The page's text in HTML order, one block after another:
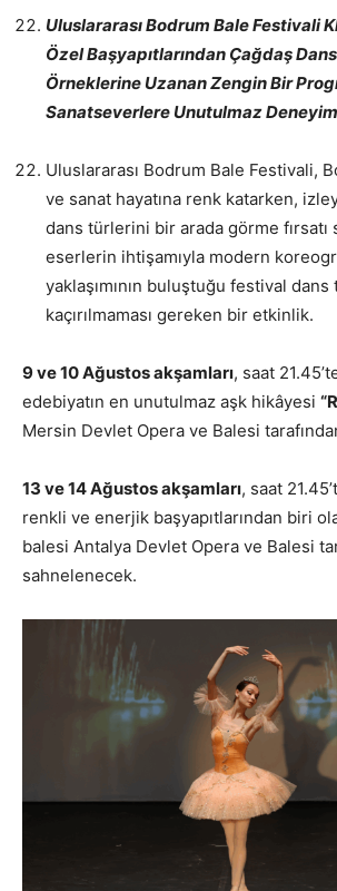
Uluslararası Bodrum Bale Festivali
Özel Başyapıtlarından Çağdaş
Örneklerine Uzanan Zengin Bir
Sanatseverlere Unutulmaz
Uluslararası Bodrum Bale Festivali,
ve sanat hayatına renk katarken,
dans türlerini bir arada görme fırsatı
eserlerin ihtişamıyla modern
yaklaşımının buluştuğu festival dans
kaçırılmaması gereken bir etkinlik.
9 ve 10 Ağustos akşamları, saat
edebiyatın en unutulmaz aşk hikâyesi
Mersin Devlet Opera ve Balesi
13 ve 14 Ağustos akşamları, saat
renkli ve enerjik başyapıtlarından biri
balesi Antalya Devlet Opera ve Balesi
sahnelenecek.